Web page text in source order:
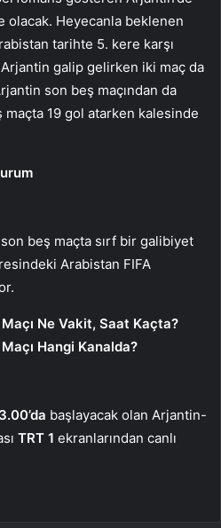
olacak. Heyecanla beklenen
tarihte 5. kere karşı
galip gelirken iki maç da
son beş maçından da
maçta 19 gol atarken kalesinde
beş maçta sırf bir galibiyet
Arabistan FIFA
Ne Vakit, Saat Kaçta?
Hangi Kanalda?
başlayacak olan Arjantin-
TRT 1 ekranlarından canlı